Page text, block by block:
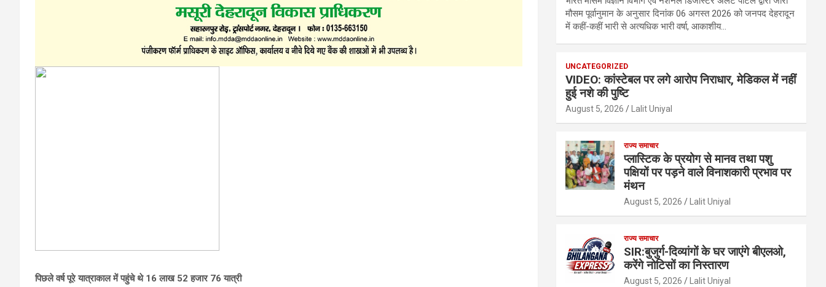
पिछले वर्ष पूरे यात्राकाल में पहुंचे थे 16 लाख 52 हजार 76 यात्री
मौसम पूर्वानुमान के अनुसार दिनांक 06 अगस्त 2026 को जनपद देहरादून
में कहीं-कहीं भारी से अत्यधिक भारी वर्षा, आकाशीय…
UNCATEGORIZED
VIDEO: कांस्टेबल पर लगे आरोप निराधार, मेडिकल में नहीं
हुई नशे की पुष्टि
August 5, 2026 Lalit Uniyal
राज्य समाचार
प्लास्टिक के प्रयोग से मानव तथा पशु
पक्षियों पर पड़ने वाले विनाशकारी प्रभाव पर
मंथन
August 5, 2026 Lalit Uniyal
राज्य समाचार
SIR:बुजुर्ग-दिव्यांगों के घर जाएंगे बीएलओ,
करेंगे नोटिसों का निस्तारण
August 5, 2026 Lalit Uniyal